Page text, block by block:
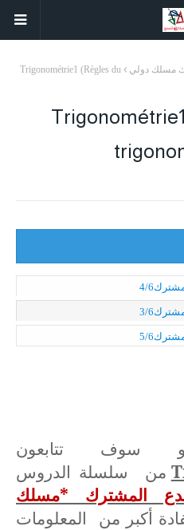
مسلك دولي
Trigonométrie1 (Règles du
6
6
6
سوف تتابعون
من سلسلة الدروس
المشترك *مسلك
أكبر من المعلومات